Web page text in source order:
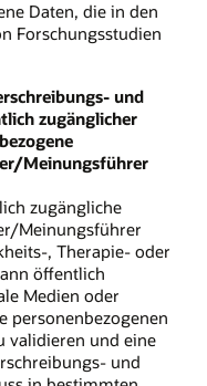
Daten, die in den
Forschungsstudien
und
zugänglicher
Meinungsführer
zugängliche
Meinungsführer
, Therapie- oder
öffentlich
Medien oder
personenbezogenen
validieren und eine
und